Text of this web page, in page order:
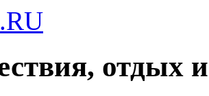
отдых